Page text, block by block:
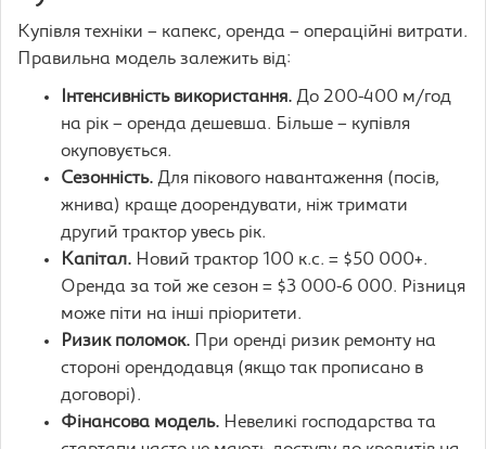
Купівля техніки – капекс, оренда – операційні витрати.
Правильна модель залежить від:
Інтенсивність використання. До 200-400 м/год
на рік – оренда дешевша. Більше – купівля
окуповується.
Сезонність. Для пікового навантаження (посів,
жнива) краще доорендувати, ніж тримати
другий трактор увесь рік.
Капітал. Новий трактор 100 к.с. = $50 000+.
Оренда за той же сезон = $3 000-6 000. Різниця
може піти на інші пріоритети.
Ризик поломок. При оренді ризик ремонту на
стороні орендодавця (якщо так прописано в
договорі).
Фінансова модель. Невеликі господарства та